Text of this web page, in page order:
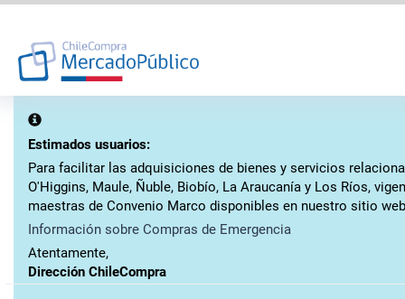
Estimados usuarios:
Para facilitar las adquisiciones de bienes y servicios
O'Higgins, Maule, Ñuble, Biobío, La Araucanía y Los Ríos,
maestras de Convenio Marco disponibles en nuestro sitio
Información sobre Compras de Emergencia
Atentamente,
Dirección ChileCompra